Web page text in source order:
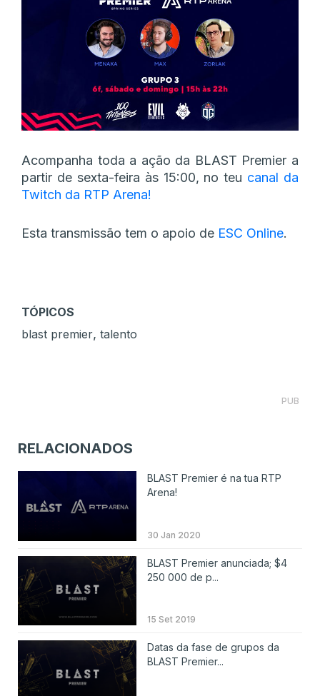
Acompanha toda a ação da BLAST Premier a
partir de sexta-feira às 15:00, no teu canal da
Twitch da RTP Arena!
Esta transmissão tem o apoio de ESC Online.
TÓPICOS
blast premier, talento
PUB
RELACIONADOS
BLAST Premier é na tua RTP
Arena!
30 Jan 2020
BLAST Premier anunciada; $4
250 000 de p...
15 Set 2019
Datas da fase de grupos da
BLAST Premier...